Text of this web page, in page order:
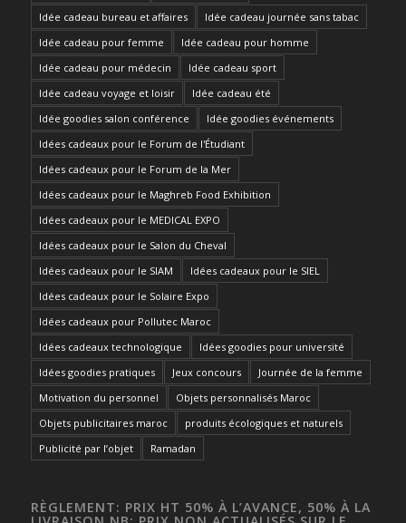
Idée cadeau bureau et affaires
Idée cadeau journée sans tabac
Idée cadeau pour femme
Idée cadeau pour homme
Idée cadeau pour médecin
Idée cadeau sport
Idée cadeau voyage et loisir
Idée cadeau été
Idée goodies salon conférence
Idée goodies événements
Idées cadeaux pour le Forum de l'Étudiant
Idées cadeaux pour le Forum de la Mer
Idées cadeaux pour le Maghreb Food Exhibition
Idées cadeaux pour le MEDICAL EXPO
Idées cadeaux pour le Salon du Cheval
Idées cadeaux pour le SIAM
Idées cadeaux pour le SIEL
Idées cadeaux pour le Solaire Expo
Idées cadeaux pour Pollutec Maroc
Idées cadeaux technologique
Idées goodies pour université
Idées goodies pratiques
Jeux concours
Journée de la femme
Motivation du personnel
Objets personnalisés Maroc
Objets publicitaires maroc
produits écologiques et naturels
Publicité par l’objet
Ramadan
RÈGLEMENT: PRIX HT 50% À L’AVANCE, 50% À LA